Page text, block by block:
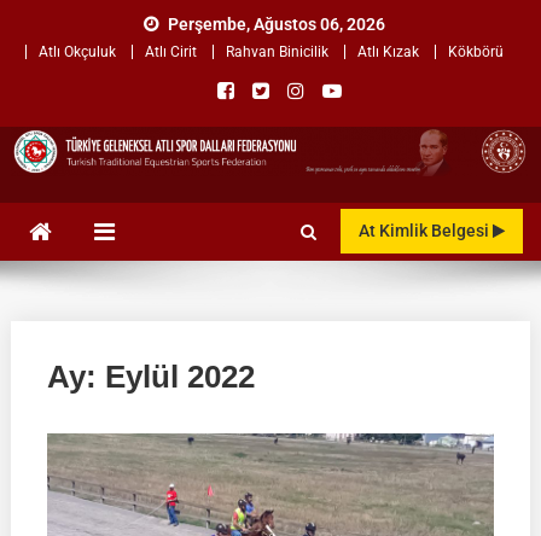
Perşembe, Ağustos 06, 2026
Atlı Okçuluk Atlı Cirit Rahvan Binicilik Atlı Kızak Kökbörü
TÜRKİYE GELENEKSEL ATLI
SPOR DALLARIAt Kimlik Belgesi
Ay: Eylül 2022